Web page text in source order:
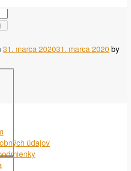
31. marca 202031. marca 2020 by
údajov